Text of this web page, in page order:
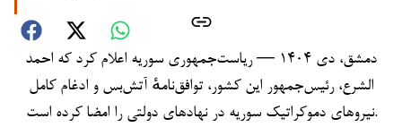
دمشق، دی ۱۴۰۴ — ریاست‌جمهوری سوریه اعلام کرد که احمد
الشرع، رئیس‌جمهور این کشور، توافق‌نامهٔ آتش‌بس و ادغام کامل
نیروهای دموکراتیک سوریه در نهادهای دولتی را امضا کرده است.